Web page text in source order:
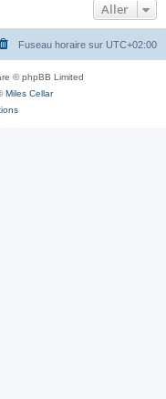
Aller
Fuseau horaire sur UTC+02:00
© phpBB Limited
Miles Cellar